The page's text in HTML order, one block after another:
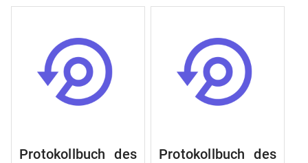
Protokollbuch des
Protokollbuch des